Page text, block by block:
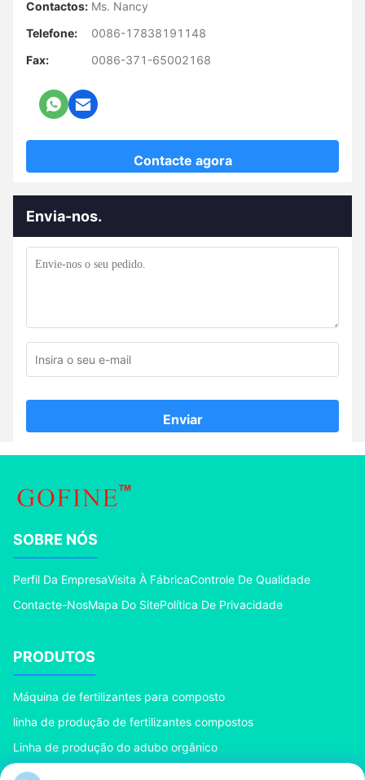
Contactos: Ms. Nancy
Telefone:
0086-17838191148
Fax:
0086-371-65002168
Contacte agora
Envia-nos.
Enviar
SOBRE NÓS
Perfil Da EmpresaVisita À FábricaControle De Qualidade
Contacte-NosMapa Do SitePolítica De Privacidade
PRODUTOS
Máquina de fertilizantes para composto
linha de produção de fertilizantes compostos
Linha de produção do adubo orgânico
Linha de produção do adubo do BB